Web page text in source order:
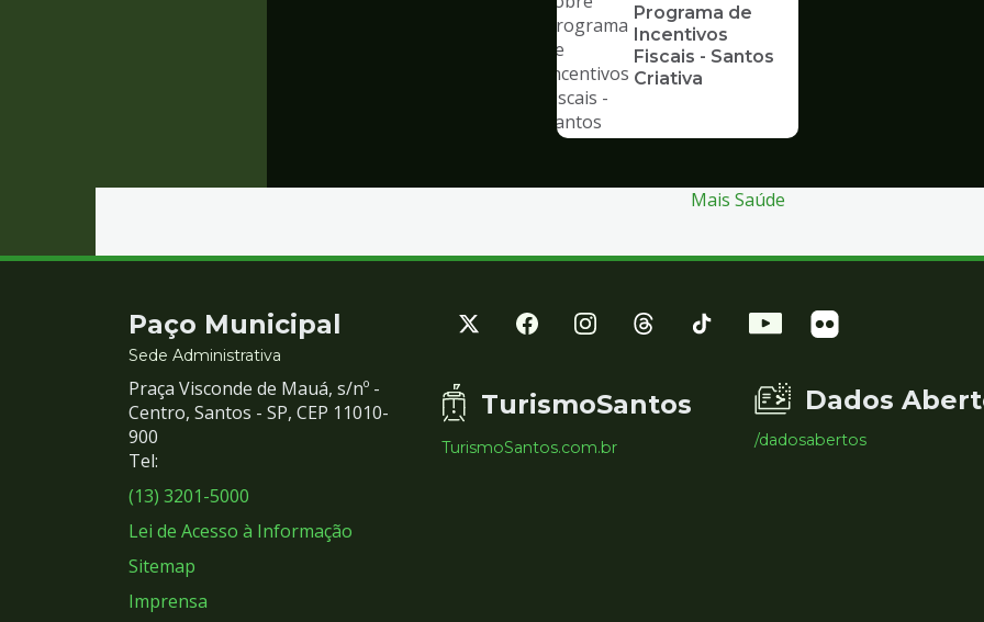
Programa de
Incentivos
Fiscais - Santos
Criativa
Mais Saúde
Contato
e
Redes
Sociais
Paço Municipal
Sede Administrativa
Praça Visconde de Mauá, s/nº -
Centro, Santos - SP, CEP 11010-
900
Tel:
(13) 3201-5000
Lei de Acesso à Informação
Sitemap
Imprensa
TurismoSantos
TurismoSantos.com.br
Dados
/dadosabertos